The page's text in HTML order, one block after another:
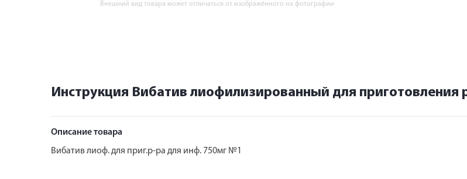
Внешний вид товара может отличаться от изображённого на фотографии
Инструкция Вибатив лиофилизированный для приготовления
Описание товара
Вибатив лиоф. для приг.р-ра для инф. 750мг №1